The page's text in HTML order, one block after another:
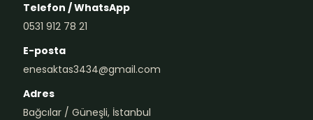
Telefon / WhatsApp
0531 912 78 21
E-posta
enesaktas3434@gmail.com
Adres
Bağcılar / Güneşli, İstanbul